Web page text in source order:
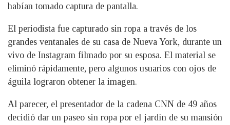
habían tomado captura de pantalla.
El periodista fue capturado sin ropa a través de los
grandes ventanales de su casa de Nueva York, durante un
vivo de Instagram filmado por su esposa. El material se
eliminó rápidamente, pero algunos usuarios con ojos de
águila lograron obtener la imagen.
Al parecer, el presentador de la cadena CNN de 49 años
decidió dar un paseo sin ropa por el jardín de su mansión